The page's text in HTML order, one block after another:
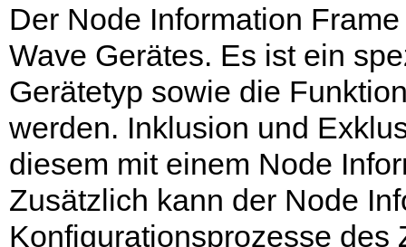
Der Node Information
Wave Gerätes. Es ist ein
Gerätetyp sowie die
werden. Inklusion und
diesem mit einem Node
Zusätzlich kann der Node
Konfigurationsprozesse des